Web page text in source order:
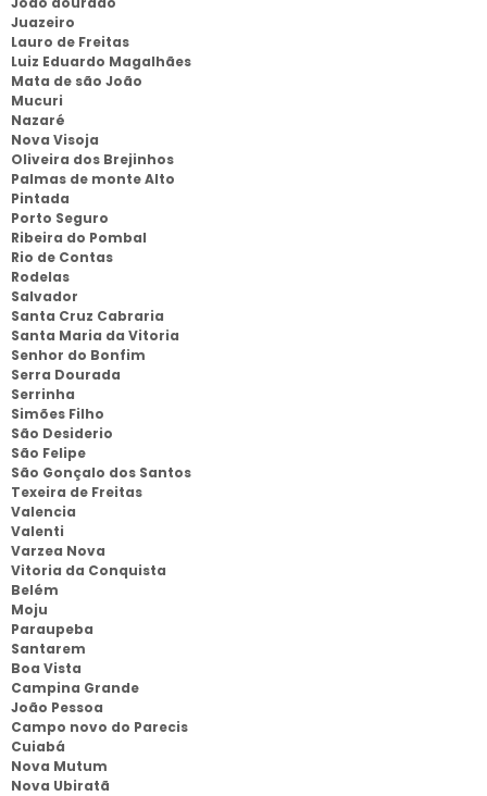
Juazeiro
Lauro de Freitas
Luiz Eduardo Magalhães
Mata de são João
Mucuri
Nazaré
Nova Visoja
Oliveira dos Brejinhos
Palmas de monte Alto
Pintada
Porto Seguro
Ribeira do Pombal
Rio de Contas
Rodelas
Salvador
Santa Cruz Cabraria
Santa Maria da Vitoria
Senhor do Bonfim
Serra Dourada
Serrinha
Simões Filho
São Desiderio
São Felipe
São Gonçalo dos Santos
Texeira de Freitas
Valencia
Valenti
Varzea Nova
Vitoria da Conquista
Belém
Moju
Paraupeba
Santarem
Boa Vista
Campina Grande
João Pessoa
Campo novo do Parecis
Cuiabá
Nova Mutum
Nova Ubiratã